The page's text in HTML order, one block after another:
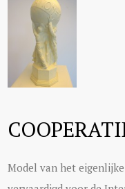
Model van het